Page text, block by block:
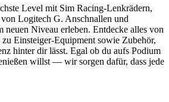
Level mit Sim Racing-Lenkrädern,
Logitech G. Anschnallen und
neuen Niveau erleben. Entdecke alles von
Einsteiger-Equipment sowie Zubehör,
hinter dir lässt. Egal ob du aufs Podium
willst — wir sorgen dafür, dass jede